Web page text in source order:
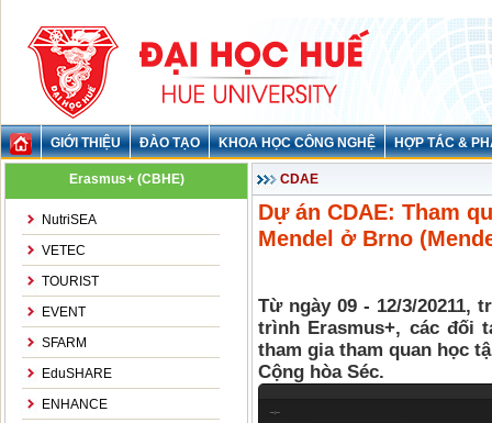
GIỚI THIỆU ĐÀO TẠO KHOA HỌC CÔNG NGHỆ HỢP TÁC &
Erasmus+ (CBHE)
NutriSEA
VETEC
TOURIST
EVENT
SFARM
EduSHARE
ENHANCE
CDAE
Dự án CDAE: Tham
Mendel ở Brno
Từ ngày 09 - 12/3/20211,
trình Erasmus+, các đối
tham gia tham quan học
Cộng hòa Séc.